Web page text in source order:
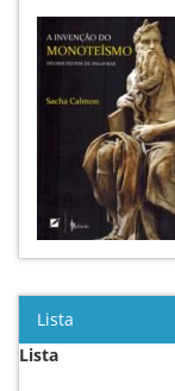
Lista
Lista